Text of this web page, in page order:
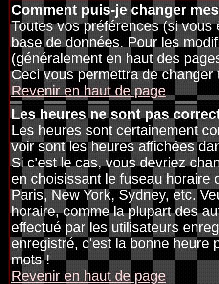
Comment puis-je changer
Toutes vos préférences (si
base de données. Pour les
(généralement en haut des
Ceci vous permettra de
Revenir en haut de page
Les heures ne sont pas
Les heures sont certainement
voir sont les heures affichées
Si c'est le cas, vous devriez
en choisissant le fuseau horaire
Paris, New York, Sydney, etc.
horaire, comme la plupart des
effectué par les utilisateurs
enregistré, c'est la bonne heure
mots !
Revenir en haut de page